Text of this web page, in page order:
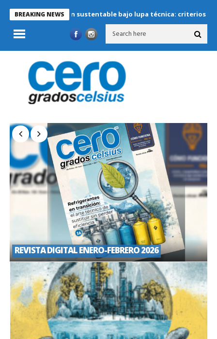
BREAKING NEWSsustentable bajo lupa técnica: criterios críticos
REVISTA DIGITAL ENERO-FEBRERO 2026